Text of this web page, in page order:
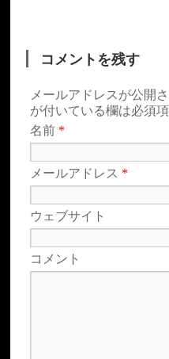
コメントを残す
メールアドレスが公開
が付いている欄は必須
名前 *
メールアドレス *
ウェブサイト
コメント